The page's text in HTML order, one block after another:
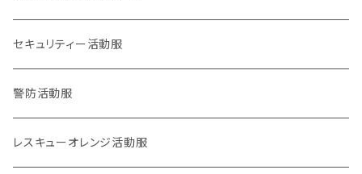
2017九州北部豪雨
2018西日本豪雨
チャリティマーク
KOKONI KITE
オールジャパン支援
通信系
操作・資格・技術・技能系
車両系
セキュリティー活動服
警防活動服
レスキューオレンジ活動服